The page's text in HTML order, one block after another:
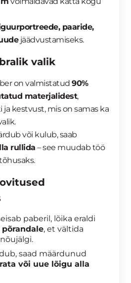
paaride,
jäädvustamiseks.
valik
on valmistatud 90%
materjalidest,
kestvust, mis on samas ka
või kulub, saab
rullida – see muudab töö
paberil, lõika eraldi
, et vältida
saad määrdunud
või uue lõigu alla